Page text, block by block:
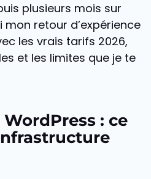
plusieurs mois sur
mon retour d’expérience
les vrais tarifs 2026,
et les limites que je te
: ce